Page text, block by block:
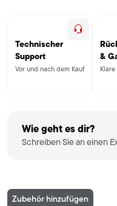
Technischer
Support
Vor und nach dem Kauf
&
Wie geht es dir?
Schreiben Sie an einen
Zubehör hinzufügen